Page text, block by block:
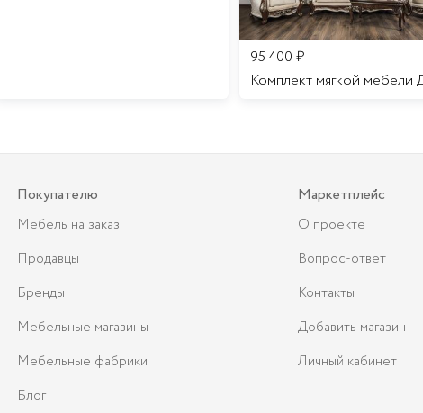
95 400 ₽
Покупателю
Мебель на заказ
Продавцы
Бренды
Мебельные магазины
Мебельные фабрики
Блог
Маркетплейс
О проекте
Вопрос-ответ
Контакты
Добавить магазин
Личный кабинет